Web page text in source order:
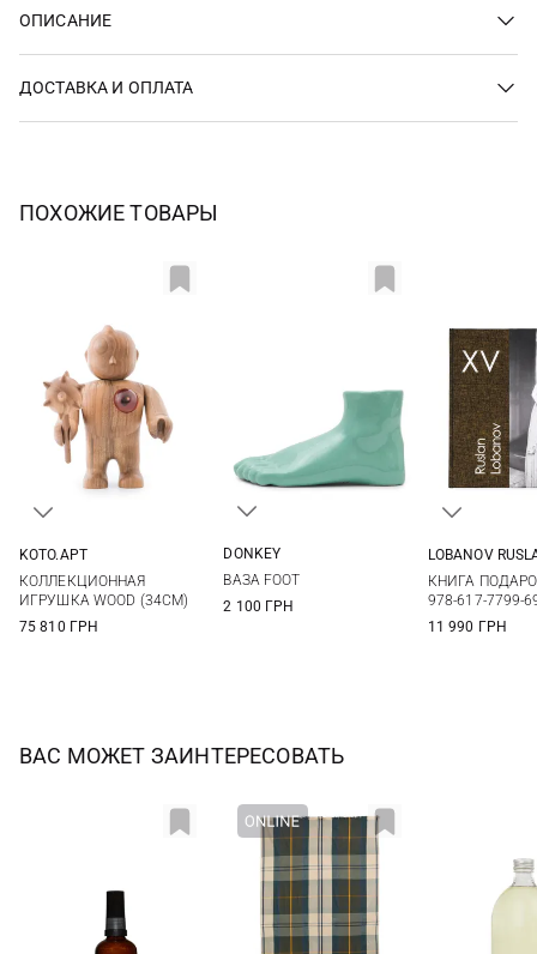
ОПИСАНИЕ
ДОСТАВКА И ОПЛАТА
ПОХОЖИЕ ТОВАРЫ
KOTO.APT
КОЛЛЕКЦИОННАЯ
ИГРУШКА WOOD (34СМ)
75 810 ГРН
DONKEY
ВАЗА FOOT
2 100 ГРН
LOBANOV
КНИГА
978-617-7799-
11 990 ГРН
ВАС МОЖЕТ ЗАИНТЕРЕСОВАТЬ